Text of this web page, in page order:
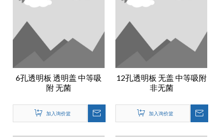
6孔透明板 透明盖 中等吸
附 无菌
加入询价篮
12孔透明板 无盖 中等吸附
非无菌
加入询价篮